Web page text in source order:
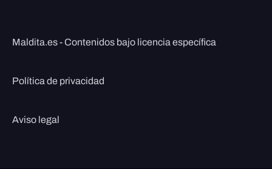
Maldita.es - Contenidos bajo licencia específica
Política de privacidad
Aviso legal